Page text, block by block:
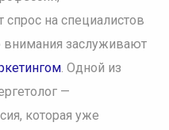
спрос на специалистов
заслуживают
. Одной из
—
которая уже